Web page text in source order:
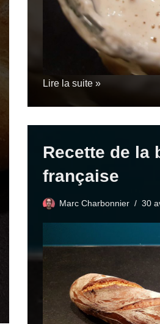
Lire la suite »
Recette de la
française
Marc Charbonnier 30